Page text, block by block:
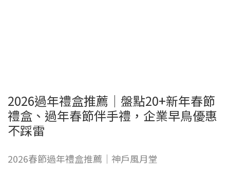
2026過年禮盒推薦｜盤點20+新年春節
禮盒、過年春節伴手禮，企業早鳥優惠
不踩雷
2026春節過年禮盒推薦｜神戶風月堂